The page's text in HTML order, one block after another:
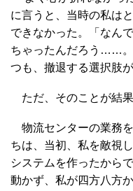
に言うと、当時の私は
できなかった。「なん
ちゃったんだろう……。
つも、撤退する選択肢が
ただ、そのことが結果
物流センターの業務
ちは、当初、私を敵視
システムを作ったから
動かず、私が四方八方